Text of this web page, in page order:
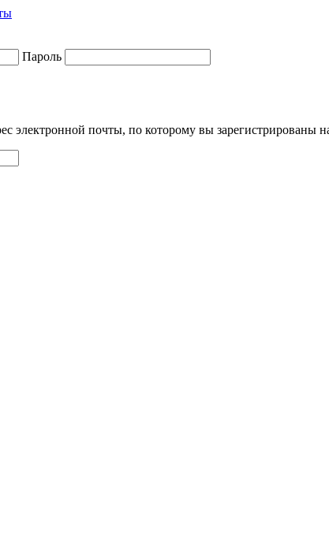
Пароль
электронной почты, по которому вы